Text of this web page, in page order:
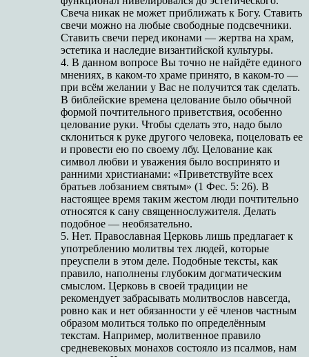
Свеча никак не может приближать к Богу. Ставить
свечи можно на любые свободные подсвечники.
Ставить свечи перед иконами — жертва на храм,
эстетика и наследие византийской культуры.
4. В данном вопросе Вы точно не найдёте единого
мнениях, в каком-то храме принято, в каком-то —
при всём желании у Вас не получится так сделать.
В библейские времена целование было обычной
формой почтительного приветствия, особенно
целование руки. Чтобы сделать это, надо было
склониться к руке другого человека, поцеловать ее
и провести ею по своему лбу. Целование как
символ любви и уважения было воспринято и
ранними христианами: «Приветствуйте всех
братьев лобзанием святым» (1 Фес. 5: 26). В
настоящее время таким жестом люди почтительно
относятся к сану священнослужителя. Делать
подобное — необязательно.
5. Нет. Православная Церковь лишь предлагает к
употреблению молитвы тех людей, которые
преуспели в этом деле. Подобные тексты, как
правило, наполнены глубоким догматическим
смыслом. Церковь в своей традиции не
рекомендует забрасывать молитвослов навсегда,
ровно как и нет обязанности у её членов частным
образом молиться только по определённым
текстам. Например, молитвенное правило
средневековых монахов состояло из псалмов, нам